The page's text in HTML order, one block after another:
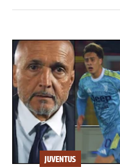
JUVENTUS